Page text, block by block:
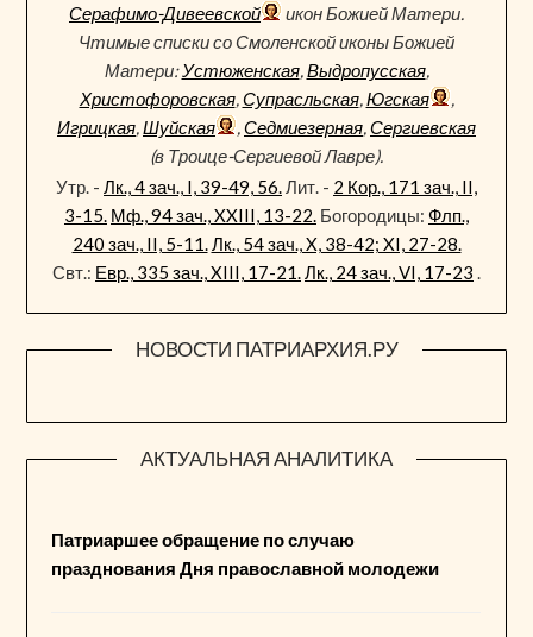
Серафимо-Дивеевской
икон Божией Матери.
Чтимые списки со Смоленской иконы Божией
Матери:Устюженская,Выдропусская,
Христофоровская,Супрасльская,Югская
,
Игрицкая,Шуйская ,Седмиезерная,Сергиевская
(в Троице-Сергиевой Лавре).
Утр. - Лк., 4 зач., I, 39-49, 56.Лит. - 2 Кор., 171 зач., II,
3-15. Мф., 94 зач., XXIII, 13-22. Богородицы: Флп.,
240 зач., II, 5-11.Лк., 54 зач., X, 38-42; XI, 27-28.
Свт.: Евр., 335 зач., XIII, 17-21.Лк., 24 зач., VI, 17-23 .
НОВОСТИ ПАТРИАРХИЯ.РУ
АКТУАЛЬНАЯ АНАЛИТИКА
Патриаршее обращение по случаю
празднования Дня православной молодежи